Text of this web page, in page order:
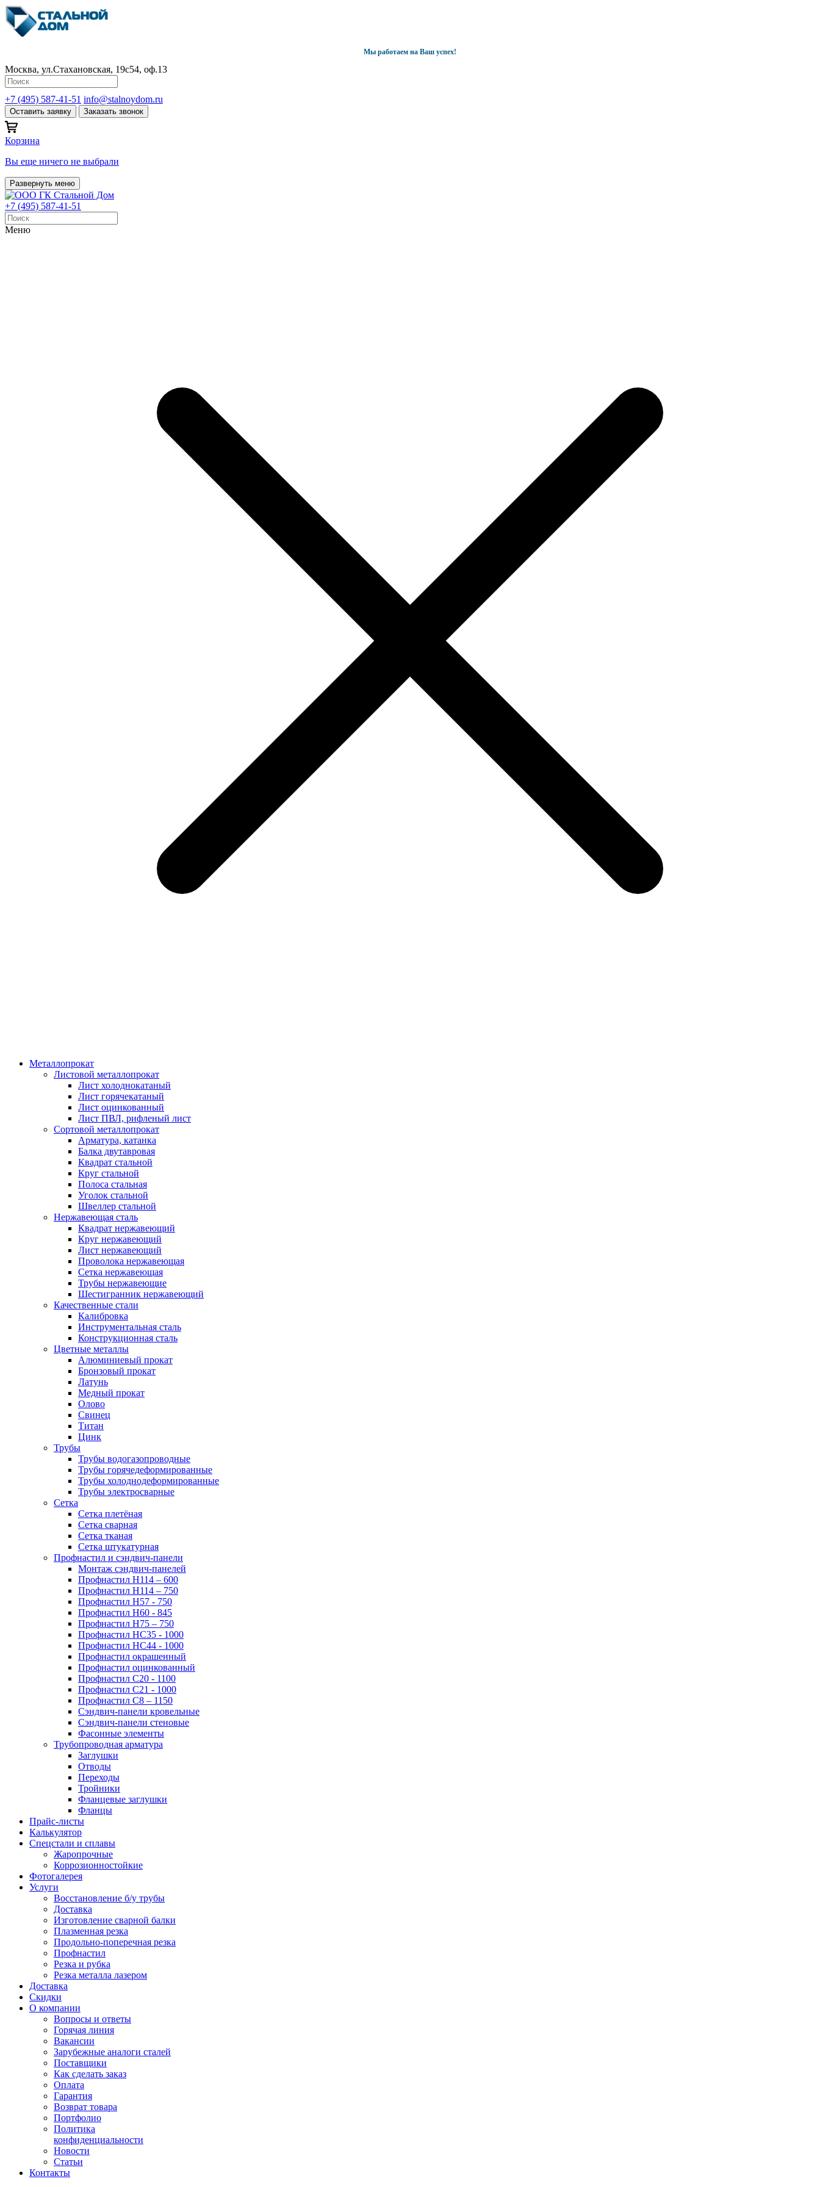
Мы работаем на Ваш успех!
Москва, ул.Стахановская, 19с54, оф.13
+7 (495) 587-41-51 info@stalnoydom.ru
Оставить заявку Заказать звонок
Корзина
Вы еще ничего не выбрали
Развернуть меню
+7 (495) 587-41-51
Меню
Металлопрокат
Листовой металлопрокат
Лист холоднокатаный
Лист горячекатаный
Лист оцинкованный
Лист ПВЛ, рифленый лист
Сортовой металлопрокат
Арматура, катанка
Балка двутавровая
Квадрат стальной
Круг стальной
Полоса стальная
Уголок стальной
Швеллер стальной
Нержавеющая сталь
Квадрат нержавеющий
Круг нержавеющий
Лист нержавеющий
Проволока нержавеющая
Сетка нержавеющая
Трубы нержавеющие
Шестигранник нержавеющий
Качественные стали
Калибровка
Инструментальная сталь
Конструкционная сталь
Цветные металлы
Алюминиевый прокат
Бронзовый прокат
Латунь
Медный прокат
Олово
Свинец
Титан
Цинк
Трубы
Трубы водогазопроводные
Трубы горячедеформированные
Трубы холоднодеформированные
Трубы электросварные
Сетка
Сетка плетёная
Сетка сварная
Сетка тканая
Сетка штукатурная
Профнастил и сэндвич-панели
Монтаж сэндвич-панелей
Профнастил Н114 – 600
Профнастил Н114 – 750
Профнастил Н57 - 750
Профнастил Н60 - 845
Профнастил Н75 – 750
Профнастил НС35 - 1000
Профнастил НС44 - 1000
Профнастил окрашенный
Профнастил оцинкованный
Профнастил С20 - 1100
Профнастил С21 - 1000
Профнастил С8 – 1150
Сэндвич-панели кровельные
Сэндвич-панели стеновые
Фасонные элементы
Трубопроводная арматура
Заглушки
Отводы
Переходы
Тройники
Фланцевые заглушки
Фланцы
Прайс-листы
Калькулятор
Спецстали и сплавы
Жаропрочные
Коррозионностойкие
Фотогалерея
Услуги
Восстановление б/у трубы
Доставка
Изготовление сварной балки
Плазменная резка
Продольно-поперечная резка
Профнастил
Резка и рубка
Резка металла лазером
Доставка
Скидки
О компании
Вопросы и ответы
Горячая линия
Вакансии
Зарубежные аналоги сталей
Поставщики
Как сделать заказ
Оплата
Гарантия
Возврат товара
Портфолио
Политика
конфиденциальности
Новости
Статьи
Контакты